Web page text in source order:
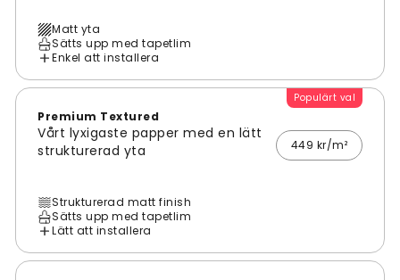
Matt yta
Sätts upp med tapetlim
Enkel att installera
Populärt val
Premium Textured
Vårt lyxigaste papper med en lätt
strukturerad yta
449 kr/m²
Strukturerad matt finish
Sätts upp med tapetlim
Lätt att installera